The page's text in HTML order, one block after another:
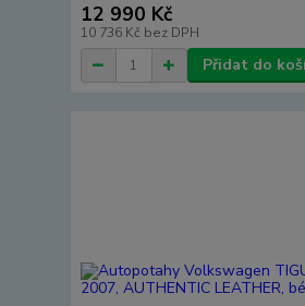
12 990 Kč
10 736 Kč bez DPH
Přidat do